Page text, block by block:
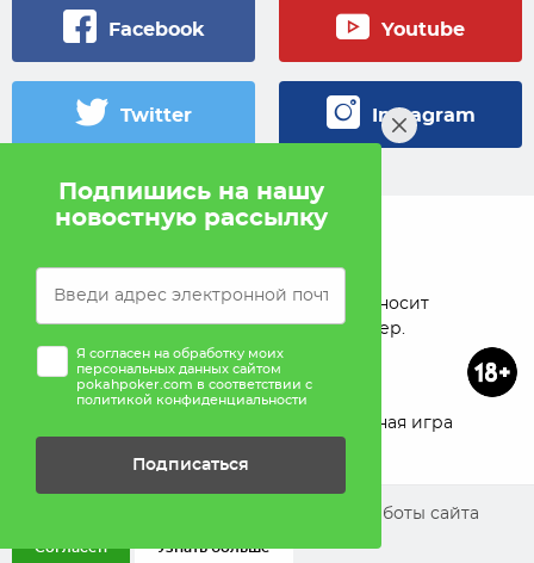
Facebook Youtube
Twitter Instagram
Pokah не проводит игры на деньги. Сайт носит
исключительно информационный характер.
Ответственная игра
Мы используем cookies для улучшения работы сайта
Согласен Узнать больше
Подпишись на нашу
новостную рассылку
Я согласен на обработку моих
персональных данных сайтом
pokahpoker.com в соответствии с
политикой конфиденциальности
Подписаться